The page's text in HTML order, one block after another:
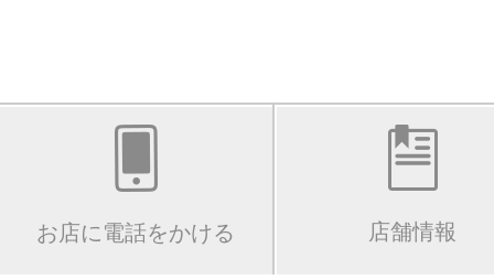
お店に電話をかける 店舗情報